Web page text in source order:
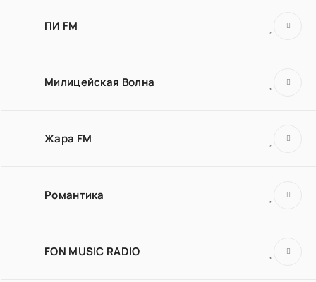
ПИ FM
Милицейская Волна
Жара FM
Романтика
FON MUSIC RADIO